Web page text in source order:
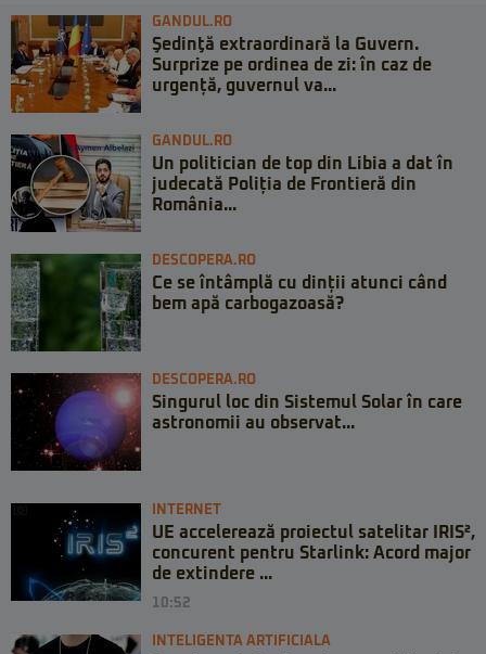
GANDUL.RO
Şedinţă extraordinară la Guvern.
Surprize pe ordinea de zi: în caz de
urgență, guvernul va...
GANDUL.RO
Un politician de top din Libia a dat în
judecată Poliția de Frontieră din
România...
DESCOPERA.RO
Ce se întâmplă cu dinții atunci când
bem apă carbogazoasă?
DESCOPERA.RO
Singurul loc din Sistemul Solar în care
astronomii au observat...
INTERNET
UE accelerează proiectul satelitar IRIS²,
concurent pentru Starlink: Acord major
de extindere ...
10:52
INTELIGENTA ARTIFICIALA